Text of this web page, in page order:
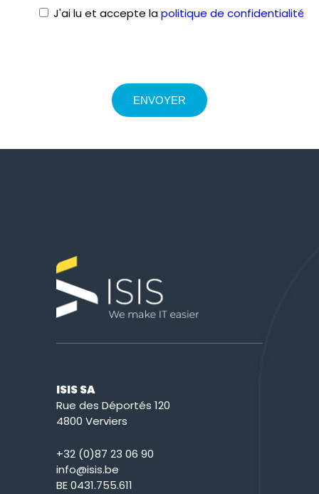
J'ai lu et accepte lapolitique de confidentialité
ISIS SA
Rue des Déportés 120
4800 Verviers
+32 (0)87 23 06 90
info@isis.be
BE 0431.755.611